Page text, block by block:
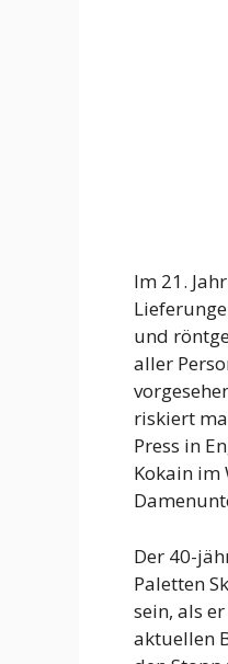
Im 21.
und
aller
riskiert
Press in
Kokain im
Der 40-
Paletten
sein, als
aktuellen